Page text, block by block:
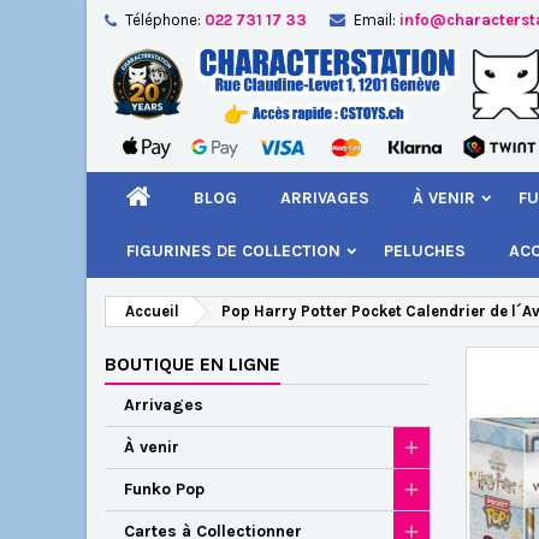
Téléphone: 022 731 17 33 Email:
BLOG ARRIVAGES À VENIR
FIGURINES DE COLLECTION PELUCHES
Accueil Pop Harry Potter Pocket Calendrier de
BOUTIQUE EN LIGNE
Arrivages
À venir
Funko Pop
Cartes à Collectionner